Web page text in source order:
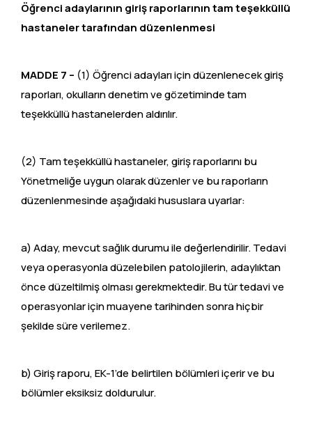
Öğrenci adaylarının giriş raporlarının tam teşekküllü
hastaneler tarafından düzenlenmesi
MADDE 7 – (1) Öğrenci adayları için düzenlenecek giriş
raporları, okulların denetim ve gözetiminde tam
teşekküllü hastanelerden aldırılır.
(2) Tam teşekküllü hastaneler, giriş raporlarını bu
Yönetmeliğe uygun olarak düzenler ve bu raporların
düzenlenmesinde aşağıdaki hususlara uyarlar:
a) Aday, mevcut sağlık durumu ile değerlendirilir. Tedavi
veya operasyonla düzelebilen patolojilerin, adaylıktan
önce düzeltilmiş olması gerekmektedir. Bu tür tedavi ve
operasyonlar için muayene tarihinden sonra hiçbir
şekilde süre verilemez.
b) Giriş raporu, EK-1’de belirtilen bölümleri içerir ve bu
bölümler eksiksiz doldurulur.